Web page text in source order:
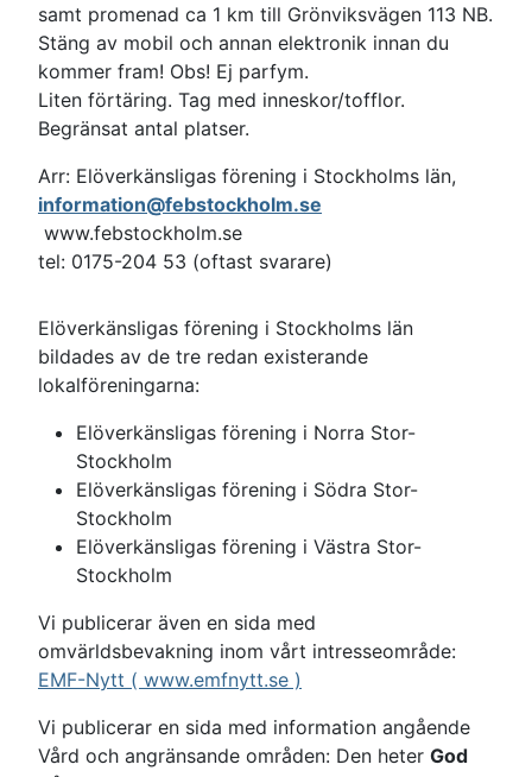
samt promenad ca 1 km till Grönviksvägen 113 NB.
Stäng av mobil och annan elektronik innan du
kommer fram! Obs! Ej parfym.
Liten förtäring. Tag med inneskor/tofflor.
Begränsat antal platser.
Arr: Elöverkänsligas förening i Stockholms län,
information@febstockholm.se
www.febstockholm.se
tel: 0175-204 53 (oftast svarare)
Elöverkänsligas förening i Stockholms län
bildades av de tre redan existerande
lokalföreningarna:
Elöverkänsligas förening i Norra Stor-
Stockholm
Elöverkänsligas förening i Södra Stor-
Stockholm
Elöverkänsligas förening i Västra Stor-
Stockholm
Vi publicerar även en sida med
omvärldsbevakning inom vårt intresseområde:
EMF-Nytt ( www.emfnytt.se )
Vi publicerar en sida med information angående
Vård och angränsande områden: Den heter God